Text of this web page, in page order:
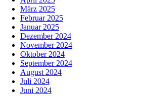
März 2025
Februar 2025
Januar 2025
Dezember 2024
November 2024
Oktober 2024
September 2024
August 2024
Juli 2024
Juni 2024